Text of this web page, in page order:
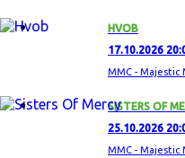
HVOB
17.10.2026
MMC - Majestic
SISTERS OF
25.10.2026
MMC - Majestic